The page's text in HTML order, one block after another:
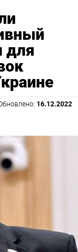
для
16.12.2022